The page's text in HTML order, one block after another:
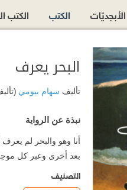
البحر يعرف
تأليف سهام بيومي
نبذة عن الرواية
أنا وهو والبحر لم
بعد أخرى وعبر كل موجة
التصنيف
الأبجديّات الكتب الكتب